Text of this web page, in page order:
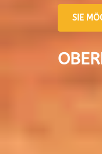
SIE